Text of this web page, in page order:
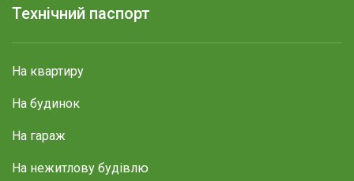
Технічний паспорт
На квартиру
На будинок
На гараж
На нежитлову будівлю